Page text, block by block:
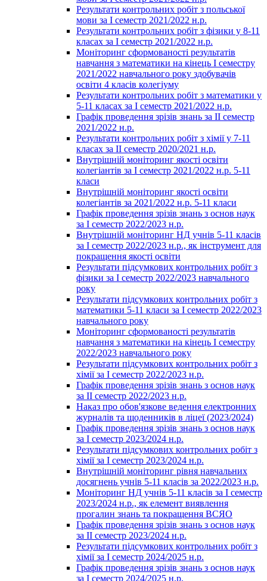
Результати контрольних робіт з польської
мови за І семестр 2021/2022 н.р.
Результати контрольних робіт з фізики у 8-11
класах за І семестр 2021/2022 н.р.
Моніторинг сформованості результатів
навчання з математики на кінець І семестру
2021/2022 навчального року здобувачів
освіти 4 класів колегіуму
Результати контрольних робіт з математики у
5-11 класах за І семестр 2021/2022 н.р.
Графік проведення зрізів знань за ІІ семестр
2021/2022 н.р.
Результати контрольних робіт з хімії у 7-11
класах за ІІ семестр 2020/2021 н.р.
Внутрішній моніторинг якості освіти
колегіантів за І семестр 2021/2022 н.р. 5-11
класи
Внутрішній моніторинг якості освіти
колегіантів за 2021/2022 н.р. 5-11 класи
Графік проведення зрізів знань з основ наук
за І семестр 2022/2023 н.р.
Внутрішній моніторинг НД учнів 5-11 класів
за І семестр 2022/2023 н.р., як інструмент для
покращення якості освіти
Результати підсумкових контрольних робіт з
фізики за І семестр 2022/2023 навчального
року
Результати підсумкових контрольних робіт з
математики 5-11 класи за І семестр 2022/2023
навчального року
Моніторинг сформованості результатів
навчання з математики на кінець І семестру
2022/2023 навчального року
Результати підсумкових контрольних робіт з
хімії за І семестр 2022/2023 н.р.
Графік проведення зрізів знань з основ наук
за ІІ семестр 2022/2023 н.р.
Наказ про обов'язкове ведення електронних
журналів та щоденників в ліцеї (2023/2024)
Графік проведення зрізів знань з основ наук
за І семестр 2023/2024 н.р.
Результати підсумкових контрольних робіт з
хімії за І семестр 2023/2024 н.р.
Внутрішній моніторинг рівня навчальних
досягнень учнів 5-11 класів за 2022/2023 н.р.
Моніторинг НД учнів 5-11 класів за І семестр
2023/2024 н.р., як елемент виявлення
прогалин знань та покращення ВСЯО
Графік проведення зрізів знань з основ наук
за ІІ семестр 2023/2024 н.р.
Результати підсумкових контрольних робіт з
хімії за І семестр 2024/2025 н.р.
Графік проведення зрізів знань з основ наук
за І семестр 2024/2025 н.р.